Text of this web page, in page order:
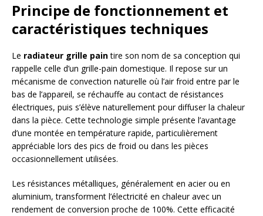
Principe de fonctionnement et
caractéristiques techniques
Le radiateur grille paintire son nom de sa conception qui
rappelle celle d’un grille-pain domestique. Il repose sur un
mécanisme de convection naturelle où l’air froid entre par le
bas de l’appareil, se réchauffe au contact de résistances
électriques, puis s’élève naturellement pour diffuser la chaleur
dans la pièce. Cette technologie simple présente l’avantage
d’une montée en température rapide, particulièrement
appréciable lors des pics de froid ou dans les pièces
occasionnellement utilisées.
Les résistances métalliques, généralement en acier ou en
aluminium, transforment l’électricité en chaleur avec un
rendement de conversion proche de 100%. Cette efficacité